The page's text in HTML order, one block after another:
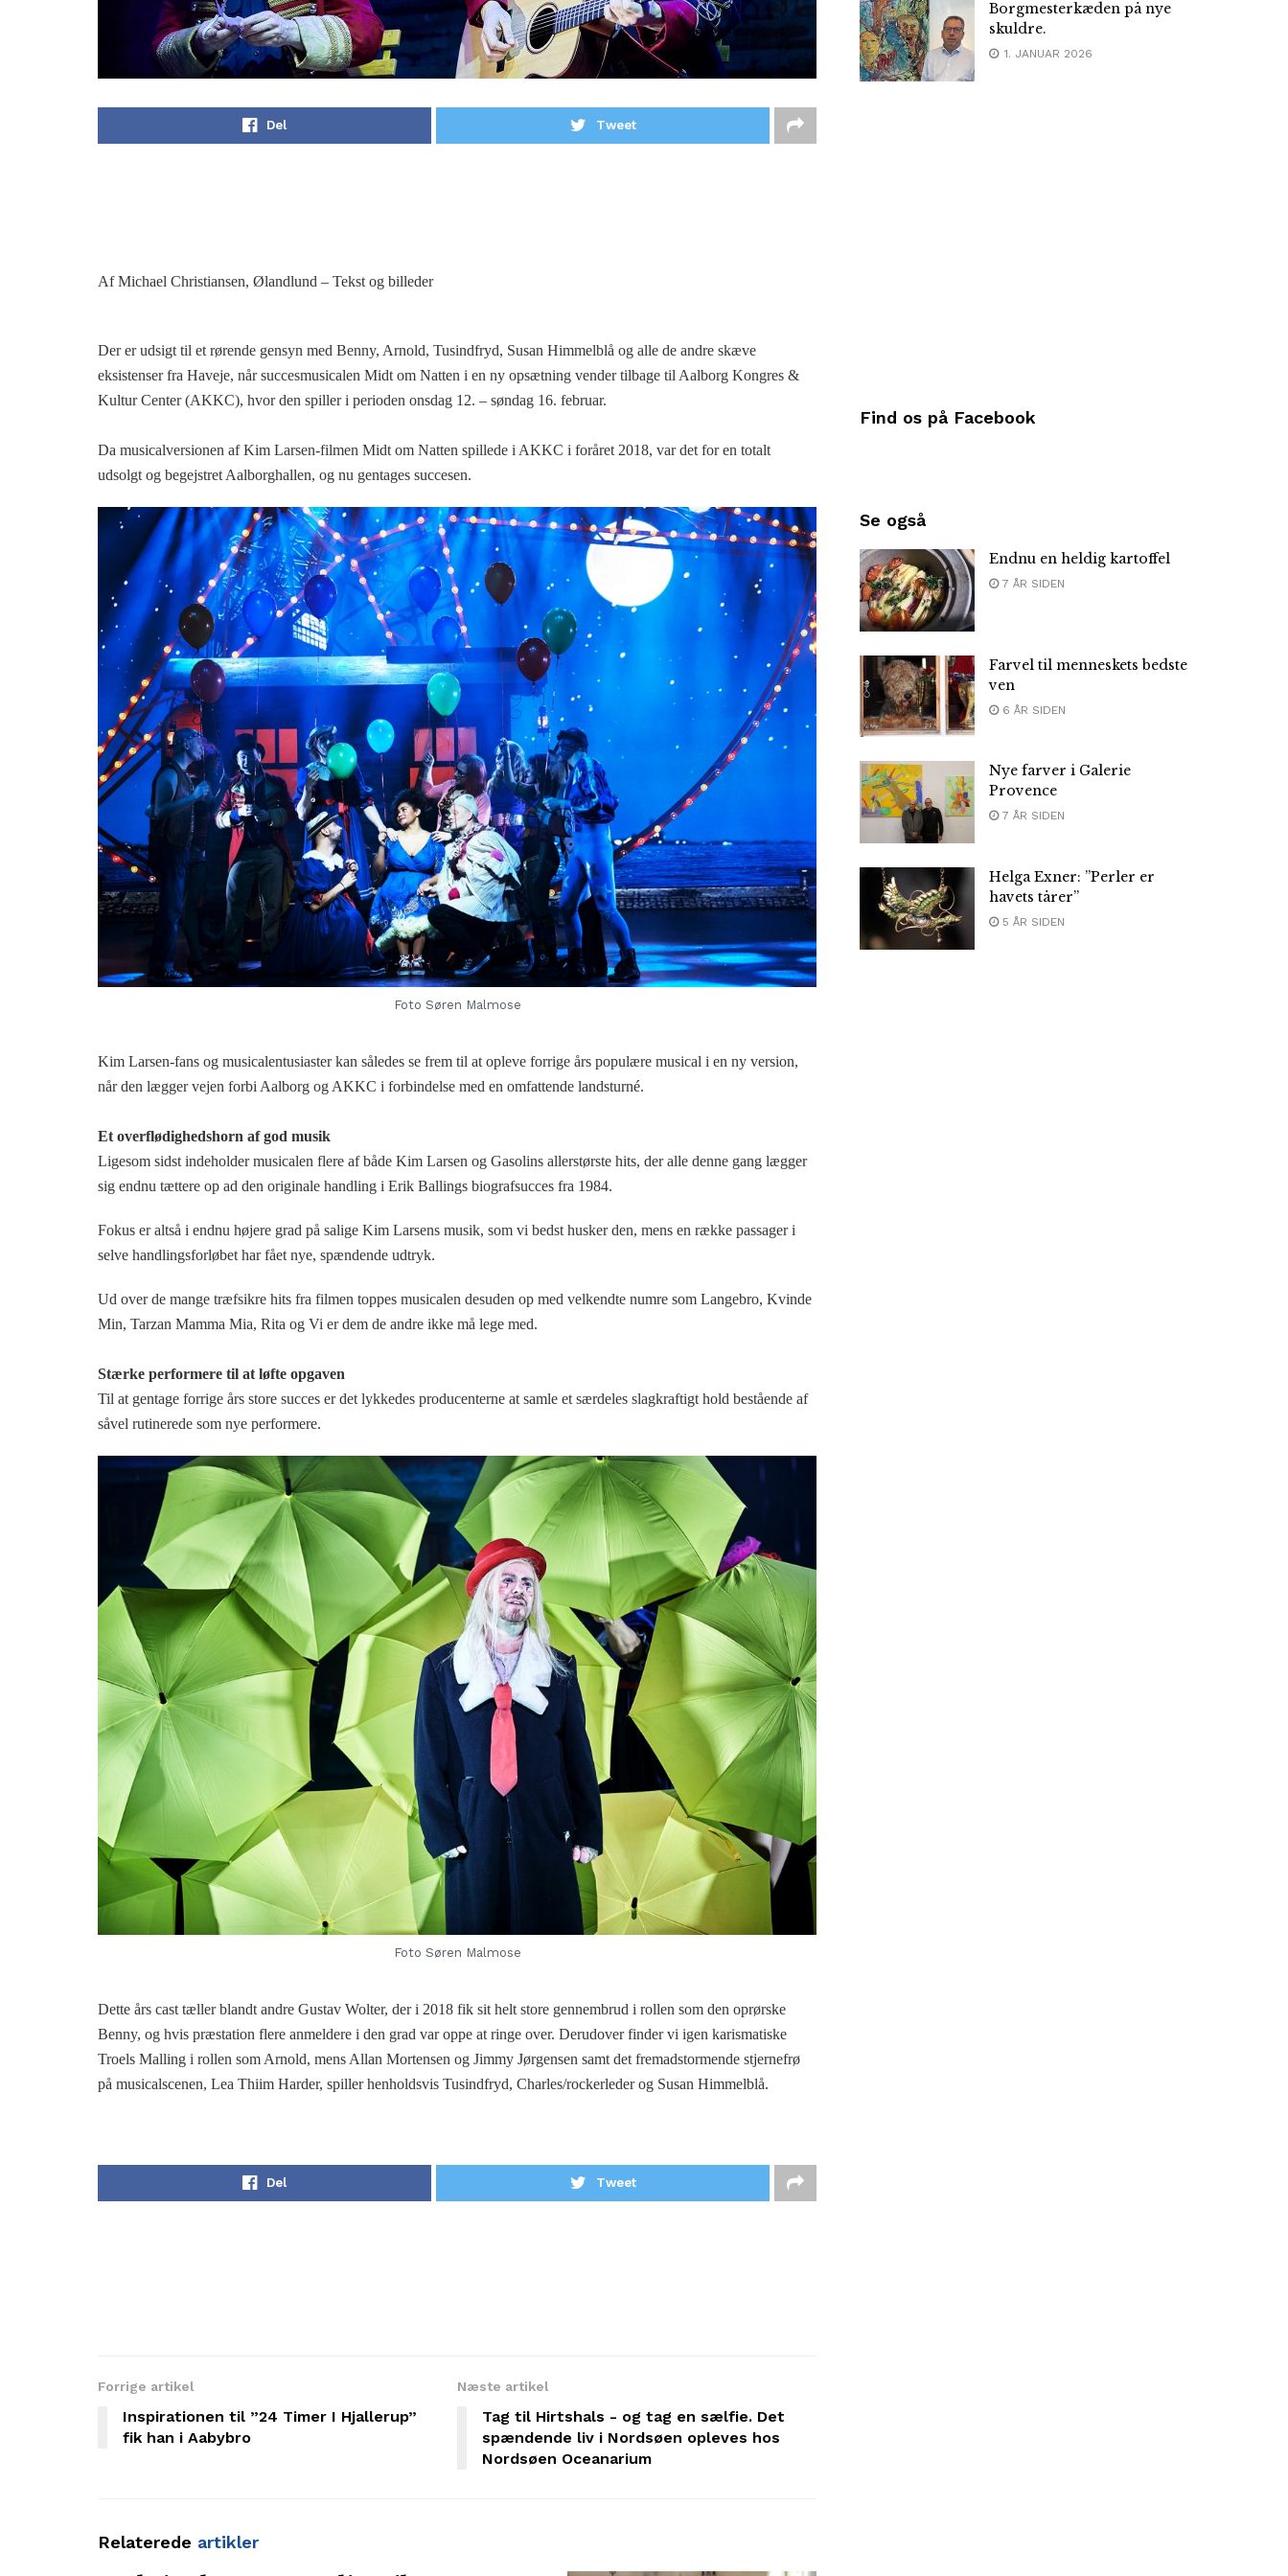
Del Tweet
Af Michael Christiansen, Ølandlund – Tekst og billeder
Der er udsigt til et rørende gensyn med Benny, Arnold, Tusindfryd, Susan Himmelblå og alle de andre skæve
eksistenser fra Haveje, når succesmusicalen Midt om Natten i en ny opsætning vender tilbage til Aalborg Kongres &
Kultur Center (AKKC), hvor den spiller i perioden onsdag 12. – søndag 16. februar.
Da musicalversionen af Kim Larsen-filmen Midt om Natten spillede i AKKC i foråret 2018, var det for en totalt
udsolgt og begejstret Aalborghallen, og nu gentages succesen.
Foto Søren Malmose
Kim Larsen-fans og musicalentusiaster kan således se frem til at opleve forrige års populære musical i en ny version,
når den lægger vejen forbi Aalborg og AKKC i forbindelse med en omfattende landsturné.
Et overflødighedshorn af god musik
Ligesom sidst indeholder musicalen flere af både Kim Larsen og Gasolins allerstørste hits, der alle denne gang lægger
sig endnu tættere op ad den originale handling i Erik Ballings biografsucces fra 1984.
Fokus er altså i endnu højere grad på salige Kim Larsens musik, som vi bedst husker den, mens en række passager i
selve handlingsforløbet har fået nye, spændende udtryk.
Ud over de mange træfsikre hits fra filmen toppes musicalen desuden op med velkendte numre som Langebro, Kvinde
Min, Tarzan Mamma Mia, Rita og Vi er dem de andre ikke må lege med.
Stærke performere til at løfte opgaven
Til at gentage forrige års store succes er det lykkedes producenterne at samle et særdeles slagkraftigt hold bestående af
såvel rutinerede som nye performere.
Foto Søren Malmose
Dette års cast tæller blandt andre Gustav Wolter, der i 2018 fik sit helt store gennembrud i rollen som den oprørske
Benny, og hvis præstation flere anmeldere i den grad var oppe at ringe over. Derudover finder vi igen karismatiske
Troels Malling i rollen som Arnold, mens Allan Mortensen og Jimmy Jørgensen samt det fremadstormende stjernefrø
på musicalscenen, Lea Thiim Harder, spiller henholdsvis Tusindfryd, Charles/rockerleder og Susan Himmelblå.
Del Tweet
Forrige artikel
Inspirationen til ”24 Timer I Hjallerup”
fik han i Aabybro
Næste artikel
Tag til Hirtshals - og tag en sælfie. Det
spændende liv i Nordsøen opleves hos
Nordsøen Oceanarium
Relaterede artikler
Borgmesterkæden på nye
skuldre.
1. JANUAR 2026
Find os på Facebook
Se også
Endnu en heldig kartoffel
7 ÅR SIDEN
Farvel til menneskets bedste
ven
6 ÅR SIDEN
Nye farver i Galerie
Provence
7 ÅR SIDEN
Helga Exner: ”Perler er
havets tårer”
5 ÅR SIDEN